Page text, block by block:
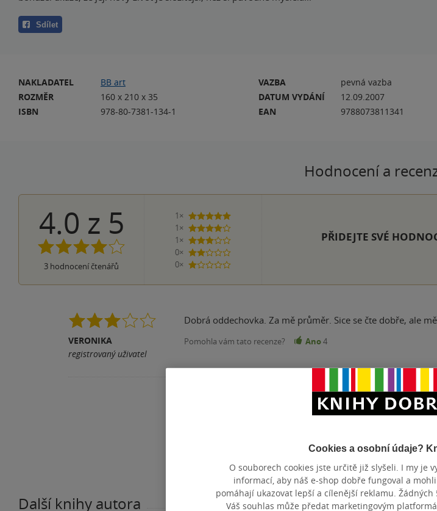
Sdílet
NAKLADATEL
BB art
ROZMĚR
160 x 210 x 35
ISBN
978-80-7381-134-1
VAZBA
pevná vazba
DATUM VYDÁNÍ
12.09.2007
EAN
9788073811341
Hodnocení a
4.0 z 5
3 hodnocení čtenářů
1×
5 hvězdiček
1×
4 hvězdičky
1×
3 hvězdičky
0×
2 hvězdičky
0×
1 hvezdička
PŘIDEJTE SVÉ
VERONIKA
registrovaný uživatel
Dobrá oddechovka. Za mě průměr. Sice se čte dobře, ale
Pomohla vám tato recenze? Ano4
Další knihy autora
Cookies a osobní údaje?
O souborech cookies jste určitě již slyšeli. I my je
informací, aby náš e-shop dobře fungoval a
pomáhají ukazovat lepší a cílenější reklamu.
Váš souhlas může předat marketingovým